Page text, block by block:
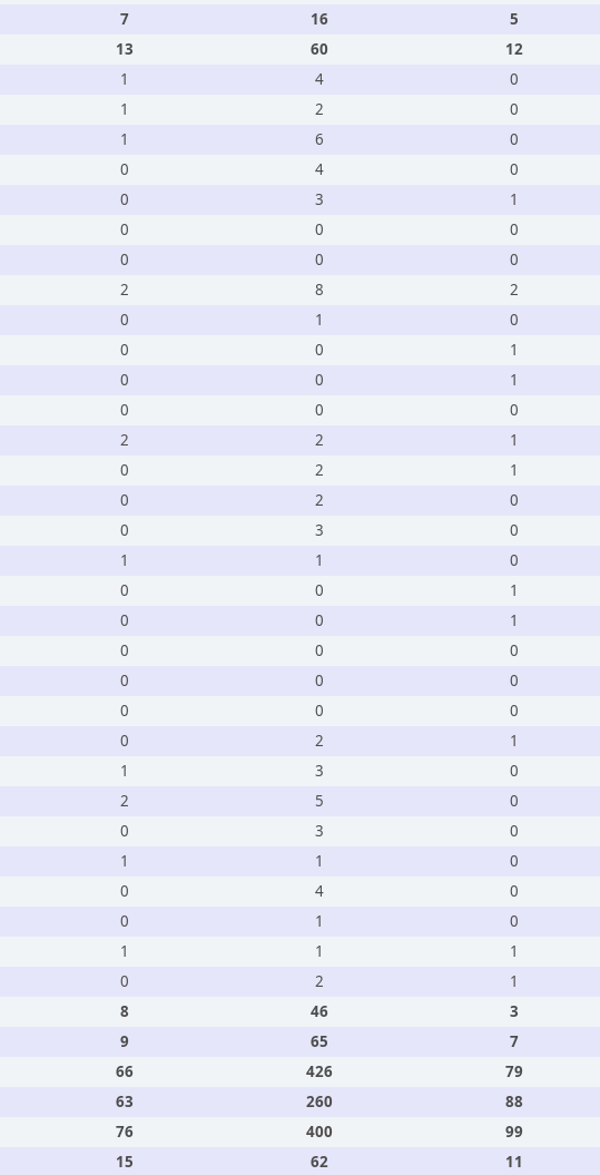
7 16
5
13 60
12
1 4
0
1 2
0
1 6
0
0 4
0
0 3
1
0 0
0
0 0
0
2 8
2
0 1
0
0 0
1
0 0
1
0 0
0
2 2
1
0 2
1
0 2
0
0 3
0
1 1
0
0 0
1
0 0
1
0 0
0
0 0
0
0 0
0
0 2
1
1 3
0
2 5
0
0 3
0
1 1
0
0 4
0
0 1
0
1 1
1
0 2
1
8 46
3
9 65
7
66 426
79
63 260
88
76 400
99
15 62 11